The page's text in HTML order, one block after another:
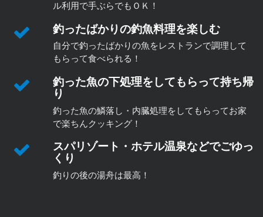
ル利用で手ぶらでもＯＫ！
釣ったばかりの釣魚料理を楽しむ
自分で釣ったばかりの魚をレストランで調理して
もらって食べられる！
釣った魚の下処理をしてもらって持ち帰
り
釣った魚の鱗落し・内臓処理をしてもらってお家
で楽ちんクッキング！
スパリゾート・ホテル温泉などでごゆっ
くり
釣りの後の湯舟は最高！